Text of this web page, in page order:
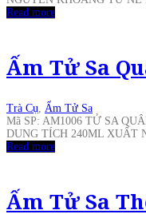
Read more
Ấm Tử Sa
Trà Cụ
Ấm Tử Sa
Mã SP: AM1006 TỬ SA
DUNG TÍCH 240ML XUẤT
Read more
Ấm Tử Sa